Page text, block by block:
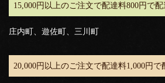
15,000円以上のご注文で配達料800円で
庄内町、遊佐町、三川町
20,000円以上のご注文で配達料1,000円で